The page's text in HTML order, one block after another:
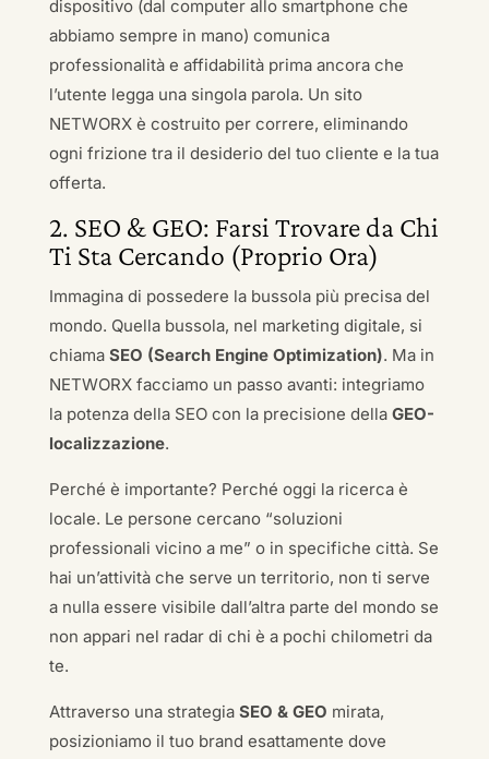
dispositivo (dal computer allo smartphone che
abbiamo sempre in mano) comunica
professionalità e affidabilità prima ancora che
l’utente legga una singola parola. Un sito
NETWORX è costruito per correre, eliminando
ogni frizione tra il desiderio del tuo cliente e la tua
offerta.
2. SEO & GEO: Farsi Trovare da Chi
Ti Sta Cercando (Proprio Ora)
Immagina di possedere la bussola più precisa del
mondo. Quella bussola, nel marketing digitale, si
chiama SEO (Search Engine Optimization). Ma in
NETWORX facciamo un passo avanti: integriamo
la potenza della SEO con la precisione della GEO-
localizzazione.
Perché è importante? Perché oggi la ricerca è
locale. Le persone cercano “soluzioni
professionali vicino a me” o in specifiche città. Se
hai un’attività che serve un territorio, non ti serve
a nulla essere visibile dall’altra parte del mondo se
non appari nel radar di chi è a pochi chilometri da
te.
Attraverso una strategia SEO & GEO mirata,
posizioniamo il tuo brand esattamente dove